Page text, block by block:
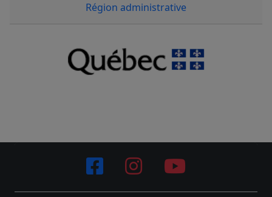
Région administrative